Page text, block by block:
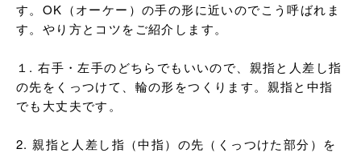
す。OK（オーケー）の手の形に近いのでこう呼ばれま
す。やり方とコツをご紹介します。
１. 右手・左手のどちらでもいいので、親指と人差し指
の先をくっつけて、輪の形をつくります。親指と中指
でも大丈夫です。
2. 親指と人差し指（中指）の先（くっつけた部分）を